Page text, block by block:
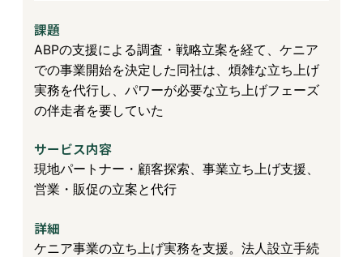
課題
ABPの支援による調査・戦略立案を経て、ケニア
での事業開始を決定した同社は、煩雑な立ち上げ
実務を代行し、パワーが必要な立ち上げフェーズ
の伴走者を要していた
サービス内容
現地パートナー・顧客探索、事業立ち上げ支援、
営業・販促の立案と代行
詳細
ケニア事業の立ち上げ実務を支援。法人設立手続